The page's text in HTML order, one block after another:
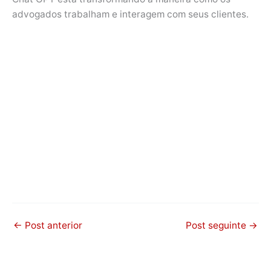
advogados trabalham e interagem com seus clientes.
← Post anterior Post seguinte →